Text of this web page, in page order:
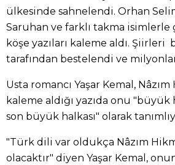
ülkesinde sahnelendi. Orhan
Saruhan ve farklı takma isimlerle
köşe yazıları kaleme aldı. Şiirleri
tarafından bestelendi ve
Usta romancı Yaşar Kemal,
kaleme aldığı yazıda onu "büyük
son büyük halkası" olarak
"Türk dili var oldukça Nâzım
olacaktır" diyen Yaşar Kemal,